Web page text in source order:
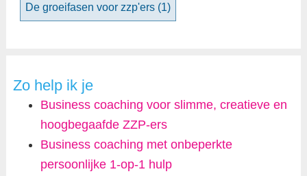
De groeifasen voor zzp'ers (1)
Zo help ik je
Business coaching voor slimme, creatieve en
hoogbegaafde ZZP-ers
Business coaching met onbeperkte
persoonlijke 1-op-1 hulp